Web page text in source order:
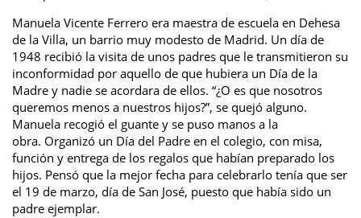
Manuela Vicente Ferrero era maestra de escuela en Dehesa
de la Villa, un barrio muy modesto de Madrid. Un día de
1948 recibió la visita de unos padres que le transmitieron su
inconformidad por aquello de que hubiera un Día de la
Madre y nadie se acordara de ellos. “¿O es que nosotros
queremos menos a nuestros hijos?”, se quejó alguno.
Manuela recogió el guante y se puso manos a la
obra. Organizó un Día del Padre en el colegio, con misa,
función y entrega de los regalos que habían preparado los
hijos. Pensó que la mejor fecha para celebrarlo tenía que ser
el 19 de marzo, día de San José, puesto que había sido un
padre ejemplar.